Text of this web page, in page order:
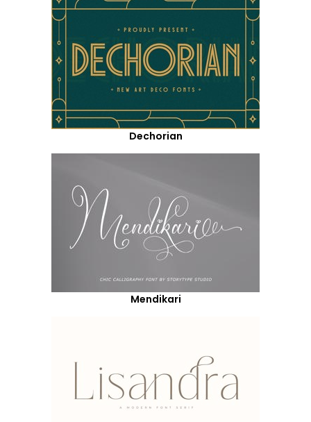
Dechorian
Mendikari